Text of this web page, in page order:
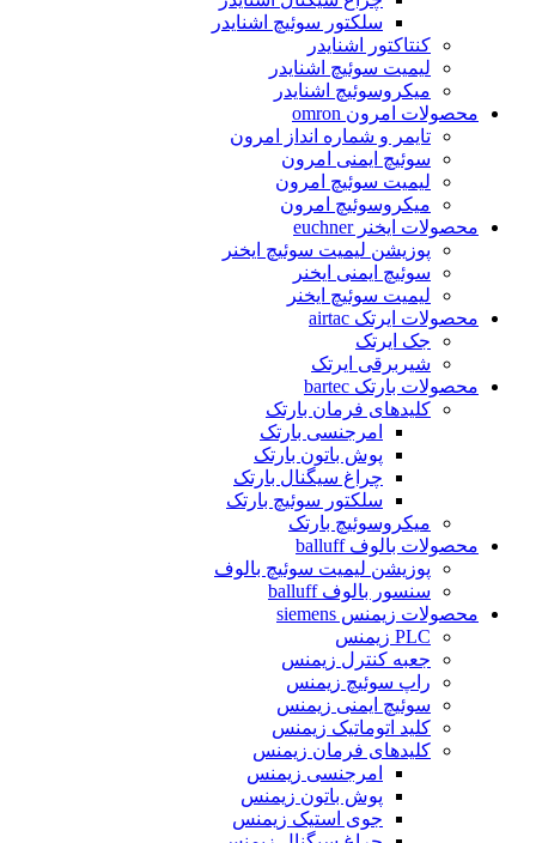
سلکتور سوئیچ اشنایدر
کنتاکتور اشنایدر
لیمیت سوئیچ اشنایدر
میکروسوئیچ اشنایدر
محصولات امرون omron
تایمر و شماره انداز امرون
سوئیچ ایمنی امرون
لیمیت سوئیچ امرون
میکروسوئیچ امرون
محصولات ایخنر euchner
پوزیشن لیمیت سوئیچ ایخنر
سوئیچ ایمنی ایخنر
لیمیت سوئیچ ایخنر
محصولات ایرتک airtac
جک ایرتک
شیربرقی ایرتک
محصولات بارتک bartec
کلیدهای فرمان بارتک
امرجنسی بارتک
پوش باتون بارتک
چراغ سیگنال بارتک
سلکتور سوئیچ بارتک
میکروسوئیچ بارتک
محصولات بالوف balluff
پوزیشن لیمیت سوئیچ بالوف
سنسور بالوف balluff
محصولات زیمنس siemens
PLC زیمنس
جعبه کنترل زیمنس
راپ سوئیچ زیمنس
سوئیچ ایمنی زیمنس
کلید اتوماتیک زیمنس
کلیدهای فرمان زیمنس
امرجنسی زیمنس
پوش باتون زیمنس
جوی استیک زیمنس